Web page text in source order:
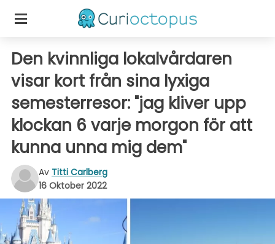
Den kvinnliga lokalvårdaren
visar kort från sina lyxiga
semesterresor: "jag kliver upp
klockan 6 varje morgon för att
kunna unna mig dem"
Av Titti Carlberg
16 Oktober 2022